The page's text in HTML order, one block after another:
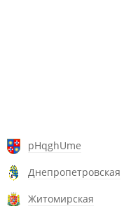
pHqghUme
Днепропетровская
Житомирская